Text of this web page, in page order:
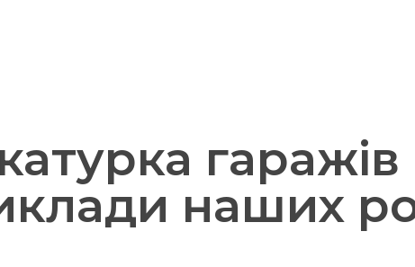
гаражів
наших